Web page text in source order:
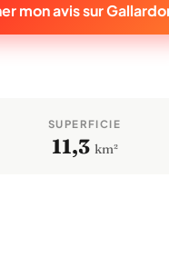
mon avis sur
SUPERFICIE
11,3 km²